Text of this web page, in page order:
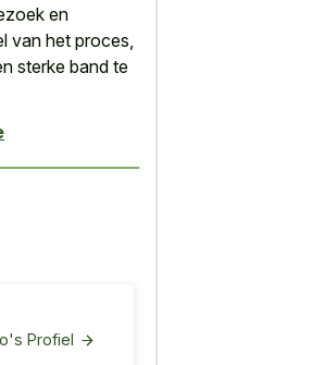
en
van het proces,
sterke band te
Profiel